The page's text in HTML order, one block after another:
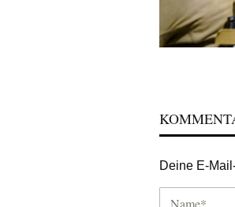
Deine E-